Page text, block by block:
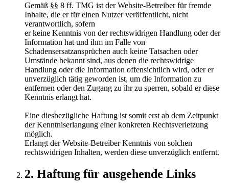
Gemäß §§ 8 ff. TMG ist der Website-Betreiber für fremde
Inhalte, die er für einen Nutzer veröffentlicht, nicht
verantwortlich, sofern
er keine Kenntnis von der rechtswidrigen Handlung oder der
Information hat und ihm im Falle von
Schadensersatzansprüchen auch keine Tatsachen oder
Umstände bekannt sind, aus denen die rechtswidrige
Handlung oder die Information offensichtlich wird, oder er
unverzüglich tätig geworden ist, um die Information zu
entfernen oder den Zugang zu ihr zu sperren, sobald er diese
Kenntnis erlangt hat.
Eine diesbezügliche Haftung ist somit erst ab dem Zeitpunkt
der Kenntniserlangung einer konkreten Rechtsverletzung
möglich.
Erlangt der Website-Betreiber Kenntnis von solchen
rechtswidrigen Inhalten, werden diese unverzüglich entfernt.
2. Haftung für ausgehende Links